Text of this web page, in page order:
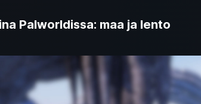
Palworldissa: maa ja lento